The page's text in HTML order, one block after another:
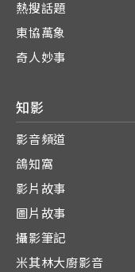
熱搜話題
東協萬象
奇人妙事
知影
影音頻道
鴿知窩
影片故事
圖片故事
攝影筆記
米其林大廚影音